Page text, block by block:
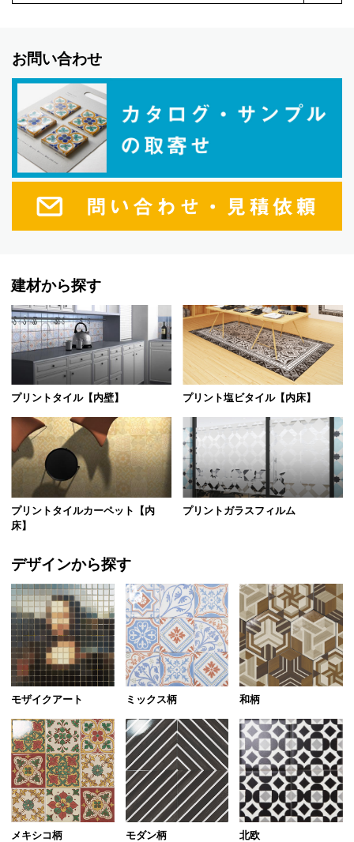
お問い合わせ
建材から探す
プリントタイル【内壁】 プリント塩ビタイル【内床】
プリントタイルカーペット【内
床】
プリントガラスフィルム
デザインから探す
モザイクアート ミックス柄 和柄
メキシコ柄 モダン柄 北欧